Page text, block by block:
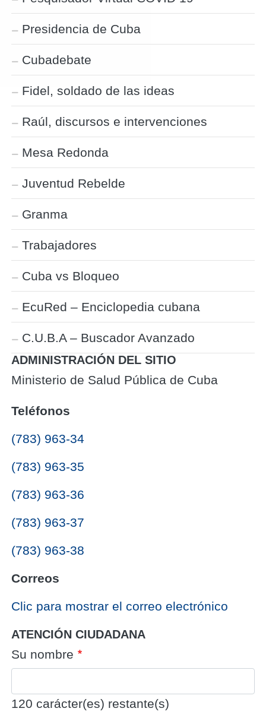
Presidencia de Cuba
Cubadebate
Fidel, soldado de las ideas
Raúl, discursos e intervenciones
Mesa Redonda
Juventud Rebelde
Granma
Trabajadores
Cuba vs Bloqueo
EcuRed – Enciclopedia cubana
C.U.B.A – Buscador Avanzado
ADMINISTRACIÓN DEL SITIO
Ministerio de Salud Pública de Cuba
Teléfonos
(783) 963-34
(783) 963-35
(783) 963-36
(783) 963-37
(783) 963-38
Correos
‎Clic para mostrar el correo electrónico
ATENCIÓN CIUDADANA
Su nombre
120 carácter(es) restante(s)